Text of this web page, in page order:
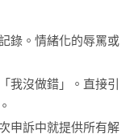
錄。情緒化的辱罵或
我沒做錯」。直接引
申訴中就提供所有解